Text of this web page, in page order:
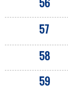
57
58
59